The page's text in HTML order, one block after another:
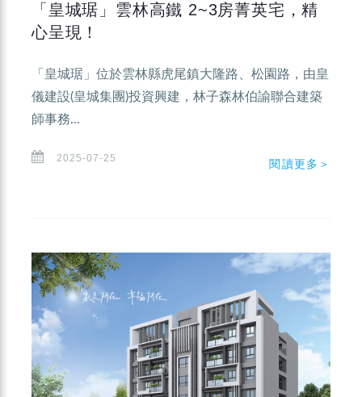
「皇城琚」雲林高鐵 2~3房菁英宅，精
心呈現！
「皇城琚」位於雲林縣虎尾鎮大隆路、松園路，由皇
儀建設(皇城集團)投資興建，林子森林伯諭聯合建築
師事務...
2025-07-25 閱讀更多＞